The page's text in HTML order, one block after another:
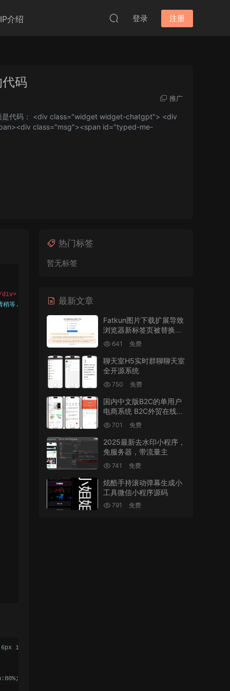
介绍 登录 注册
码
推广
是代码： <div class="widget widget-chatgpt"> <div
class="msg"><span id="typed-me-
div>
稍等...
</span></div></div>
6px 10px 0px rgb(254 152 124 /
size:14px;word-break: break-word;-webkit-
热门标签
暂无标签
最新文章
Fatkun图片下载扩展导致
浏览器新标签页被替换的
修复641 免费
聊天室H5实时群聊聊天室
全开源系统
750 免费
国内中文版B2C的单用户
电商系统 B2C外贸在线购
物商城源码
701 免费
2025最新去水印小程序，
免服务器，带流量主
741 免费
炫酷手持滚动弹幕生成小
工具微信小程序源码
791 免费